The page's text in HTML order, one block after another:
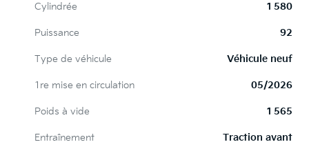
Cylindrée 1 580
Puissance 92
Type de véhicule Véhicule neuf
1re mise en circulation 05/2026
Poids à vide 1 565
Entraînement Traction avant